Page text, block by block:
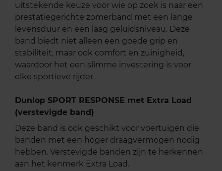
uitstekende keuze voor wie op zoek is naar een
prestatiegerichte zomerband met een lange
levensduur en een laag geluidsniveau. Deze
band biedt niet alleen een goede grip en
stabiliteit, maar ook comfort en zuinigheid,
waardoor het een slimme investering is voor
elke sportieve rijder.
Dunlop SPORT RESPONSE met Extra Load
(verstevigde band)
Deze band is ook geschikt voor voertuigen die
banden met een hoger draagvermogen nodig
hebben. Verstevigde banden zijn te herkennen
aan het kenmerk Extra Load.